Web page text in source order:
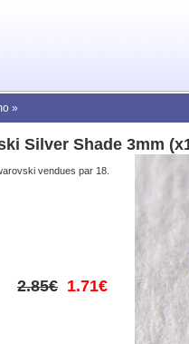
»
Silver Shade 3mm
vendues par 18.
2.85€ 1.71€